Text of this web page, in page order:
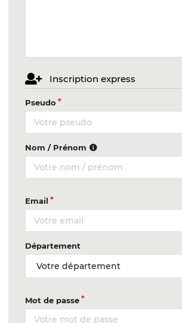
Inscription express
Pseudo
Nom / Prénom
Email
Département
Mot de passe